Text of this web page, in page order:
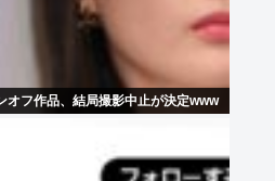
オフ作品、結局撮影中止が決定www